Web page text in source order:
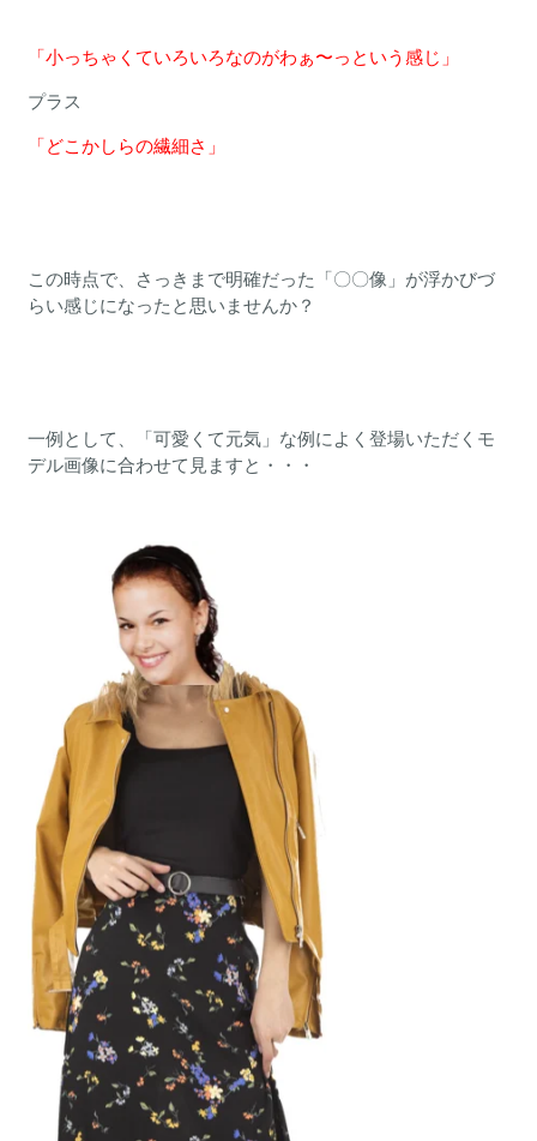
「小っちゃくていろいろなのがわぁ〜っという感じ」
プラス
「どこかしらの繊細さ」
この時点で、さっきまで明確だった「〇〇像」が浮かびづ
らい感じになったと思いませんか？
一例として、「可愛くて元気」な例によく登場いただくモ
デル画像に合わせて見ますと・・・